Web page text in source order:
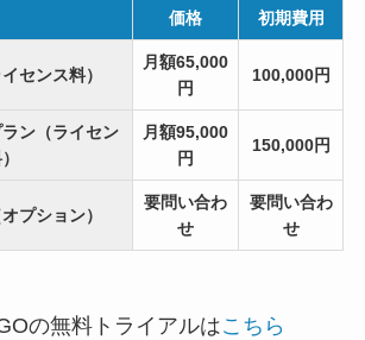
価格 初期費用
センス料）
月額65,000
円
100,000円
ン（ライセン
月額95,000
円
150,000円
プション）
要問い合わ
せ
要問い合わ
せ
の無料トライアルはこちら